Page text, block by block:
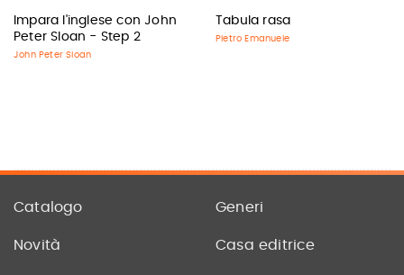
Impara l'inglese con John
Peter Sloan - Step 2
John Peter Sloan
Tabula rasa
Pietro Emanuele
Catalogo Generi
Novità Casa editrice